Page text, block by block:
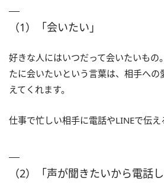
（1）「会いたい」
好きな人にはいつだって会いたいもの
たに会いたいという言葉は、相手へ
えてくれます。
仕事で忙しい相手に電話やLINEで伝え
（2）「声が聞きたいから電話